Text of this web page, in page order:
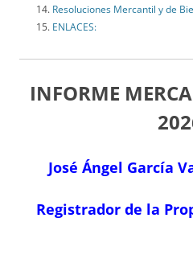
Resoluciones Mercantil y de
ENLACES:
INFORME
José Ángel García
Registrador de la